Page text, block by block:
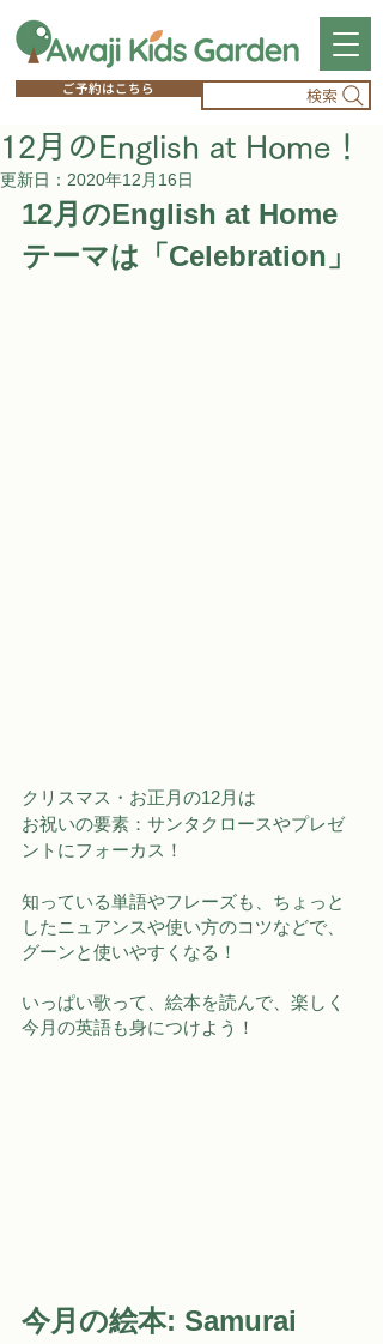
ご予約はこちら 検索
12月のEnglish at Home！
更新日： 2020年12月16日
12月のEnglish at Home
テーマは「 Celebration 」
クリスマス・お正月の12月は
お祝いの要素：サンタクロースやプレゼ
ントにフォーカス！
知っている単語やフレーズも、ちょっと
したニュアンスや使い方のコツなどで、
グーンと使いやすくなる！
いっぱい歌って、絵本を読んで、楽しく
今月の英語も身につけよう！
今月の絵本: Samurai